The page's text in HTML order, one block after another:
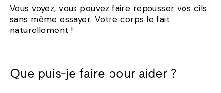
Vous voyez, vous pouvez faire repousser vos cils
sans même essayer. Votre corps le fait
naturellement !
Que puis-je faire pour aider ?